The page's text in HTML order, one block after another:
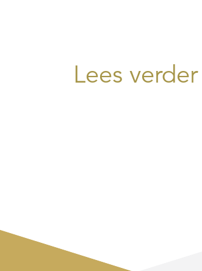
Lees verder